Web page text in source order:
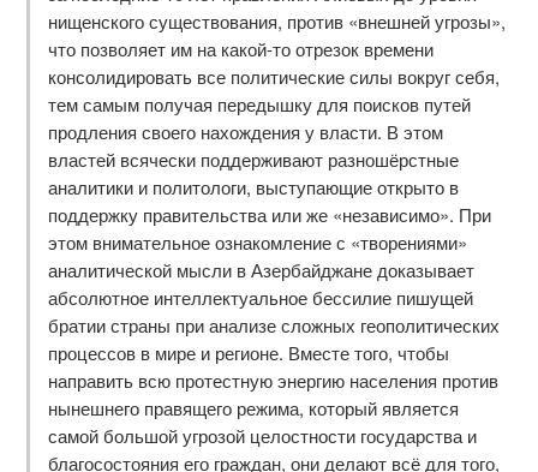
нищенского существования, против «внешней угрозы»,
что позволяет им на какой-то отрезок времени
консолидировать все политические силы вокруг себя,
тем самым получая передышку для поисков путей
продления своего нахождения у власти. В этом
властей всячески поддерживают разношёрстные
аналитики и политологи, выступающие открыто в
поддержку правительства или же «независимо». При
этом внимательное ознакомление с «творениями»
аналитической мысли в Азербайджане доказывает
абсолютное интеллектуальное бессилие пишущей
братии страны при анализе сложных геополитических
процессов в мире и регионе. Вместе того, чтобы
направить всю протестную энергию населения против
нынешнего правящего режима, который является
самой большой угрозой целостности государства и
благосостояния его граждан, они делают всё для того,